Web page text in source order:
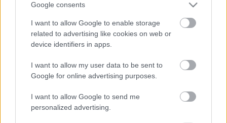
Google consents
I want to allow Google to enable storage
related to advertising like cookies on web or
device identifiers in apps.
I want to allow my user data to be sent to
Google for online advertising purposes.
I want to allow Google to send me
personalized advertising.
Pszichológus mondja el, miért késel el
mindig, bármennyire is próbálkozol
07:31
5 gyönyörű kirándulóhely Magyarországon,